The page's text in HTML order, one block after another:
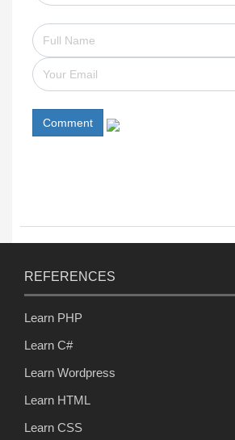
Comment
REFERENCES
Learn PHP
Learn C#
Learn Wordpress
Learn HTML
Learn CSS